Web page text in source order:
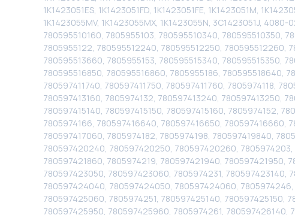
1K1423051ES, 1K1423051FD, 1K1423051FE, 1K1423051M,
1K1423055MV, 1K1423055MX, 1K1423055N, 3C1423051J,
780595510160, 7805955103, 780595510340, 780595510350,
7805955122, 780595512240, 780595512250, 780595512260,
780595513660, 7805955153, 780595515340, 780595515350,
780595516850, 780595516860, 7805955186, 780595518640,
780597411740, 780597411750, 780597411760, 7805974118,
780597413160, 7805974132, 780597413240, 780597413250,
780597415140, 780597415150, 780597415160, 7805974152,
7805974166, 780597416640, 780597416650, 780597416660,
780597417060, 7805974182, 7805974198, 780597419840,
780597420240, 780597420250, 780597420260,
780597421860, 7805974219, 780597421940,
780597423050, 780597423060, 7805974231,
780597424040, 780597424050, 780597424060,
780597425060, 7805974251, 780597425140,
780597425950, 780597425960, 7805974261,